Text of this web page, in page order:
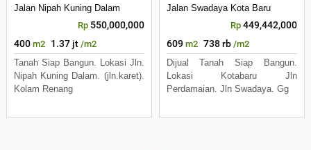
Jalan Nipah Kuning Dalam
Rp 550,000,000
400 m2 1.37 jt /m2
Tanah Siap Bangun. Lokasi Jln.
Nipah Kuning Dalam. (jln.karet).
Kolam Renang
Jalan Swadaya Kota Baru
Rp 449,442,000
609 m2 738 rb /m2
Dijual Tanah Siap Bangun.
Lokasi Kotabaru Jln
Perdamaian. Jln Swadaya. Gg